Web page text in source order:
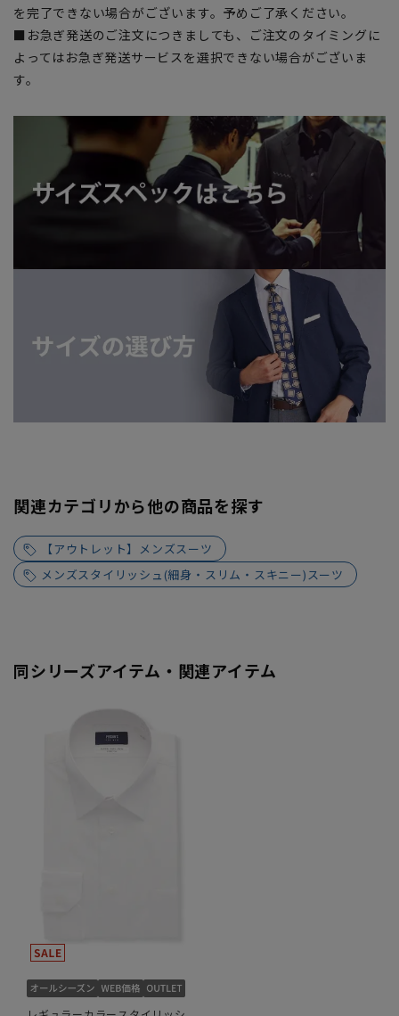
を完了できない場合がございます。予めご了承ください。
■お急ぎ発送のご注文につきましても、ご注文のタイミングに
よってはお急ぎ発送サービスを選択できない場合がございま
す。
関連カテゴリから他の商品を探す
【アウトレット】メンズスーツ
メンズスタイリッシュ(細身・スリム・スキニー)スーツ
同シリーズアイテム・関連アイテム